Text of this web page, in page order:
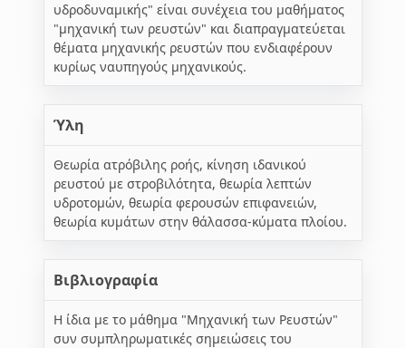
υδροδυναμικής" είναι συνέχεια του μαθήματος
"μηχανική των ρευστών" και διαπραγματεύεται
θέματα μηχανικής ρευστών που ενδιαφέρουν
κυρίως ναυπηγούς μηχανικούς.
Ύλη
Θεωρία ατρόβιλης ροής, κίνηση ιδανικού
ρευστού με στροβιλότητα, θεωρία λεπτών
υδροτομών, θεωρία φερουσών επιφανειών,
θεωρία κυμάτων στην θάλασσα-κύματα πλοίου.
Βιβλιογραφία
Η ίδια με το μάθημα "Μηχανική των Ρευστών"
συν συμπληρωματικές σημειώσεις του